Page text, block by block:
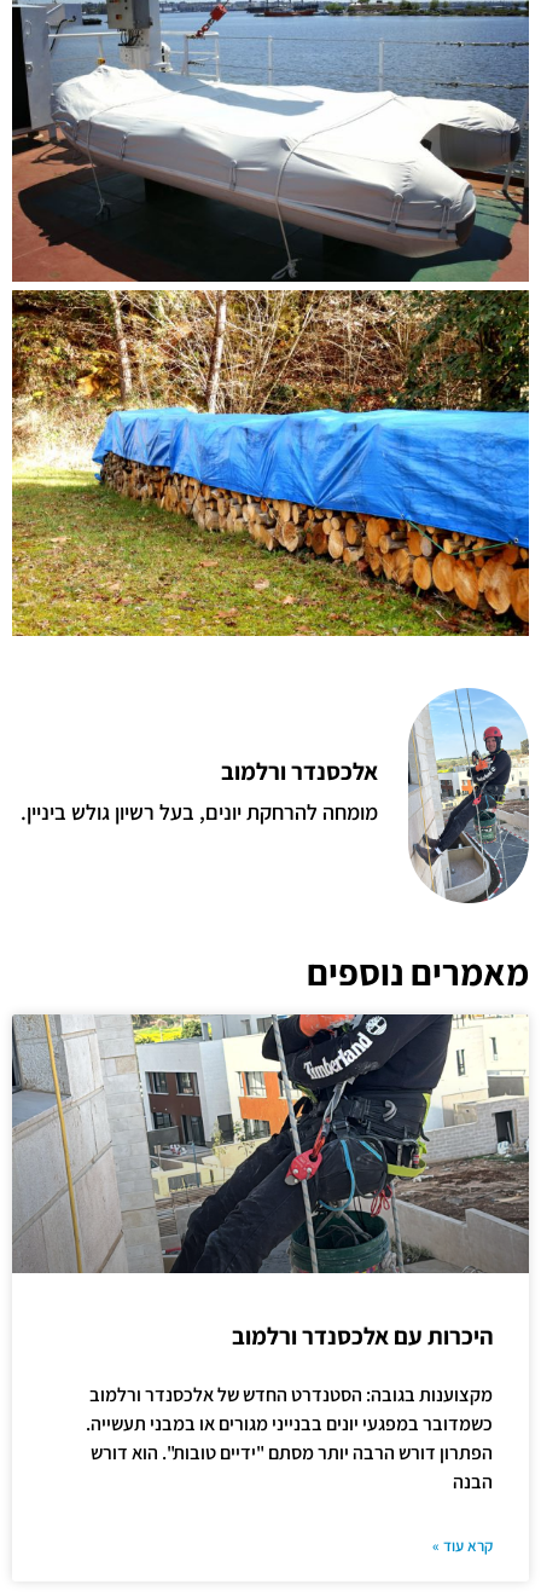
אלכסנדר ורלמוב
מומחה להרחקת יונים, בעל רשיון גולש ביניין.
מאמרים נוספים
היכרות עם אלכסנדר ורלמוב
מקצוענות בגובה: הסטנדרט החדש של אלכסנדר ורלמוב
כשמדובר במפגעי יונים בבנייני מגורים או במבני תעשייה.
הפתרון דורש הרבה יותר מסתם "ידיים טובות". הוא דורש
הבנה
קרא עוד »